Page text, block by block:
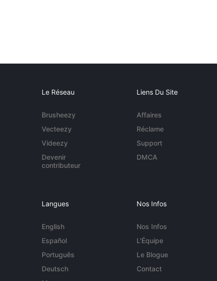
Le Réseau
Brusheezy
Vecteezy
Videezy
Devenir
contributeur
Liens Du Site
Affaires
Réclame
Support
DMCA
Langues
English
Español
Português
Deutsch
Nos Infos
Nos Infos
L'Équipe
Le Blogue
Contact